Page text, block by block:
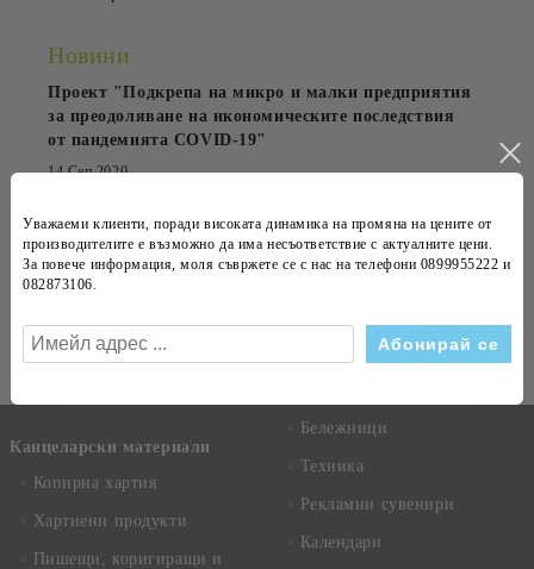
Новини
Проект "Подкрепа на микро и малки предприятия
за преодоляване на икономическите последствия
от пандемията COVID-19"
14 Сеп 2020
OfficePrestige обзаведе Kaneff Center
23 Апр 2015
Виж всички
Канцеларски материали
Копирна хартия
Хартиени продукти
Пишещи, коригиращи и
Бележници
Техника
Рекламни сувенири
Календари
Уважаеми клиенти, поради високата динамика на промяна на цените от
производителите е възможно да има несъответствие с актуалните цени.
За повече информация, моля съвржете се с нас на телефони 0899955222 и
082873106.